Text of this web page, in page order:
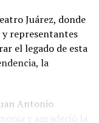
Juárez, donde
y representantes
el legado de esta
la
Antonio
y agradeció la